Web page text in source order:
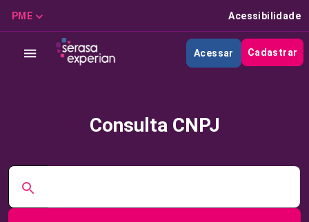
PME Acessibilidade
Acessar Cadastrar
Consulta CNPJ